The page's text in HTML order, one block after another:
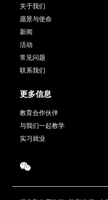
关于我们
愿景与使命
新闻
活动
常见问题
联系我们
更多信息
教育合作伙伴
与我们一起教学
实习就业